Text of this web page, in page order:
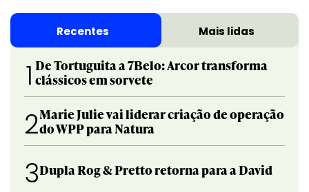
Recentes Mais lidas
1 De Tortuguita a 7Belo: Arcor transforma
clássicos em sorvete
2Marie Julie vai liderar criação de operação
do WPP para Natura
3Dupla Rog & Pretto retorna para a David